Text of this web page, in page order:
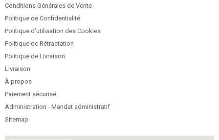
Conditions Générales de Vente
Politique de Confidentialité
Politique d’utilisation des Cookies
Politique de Rétractation
Politique de Livraison
Livraison
À propos
Paiement sécurisé
Administration - Mandat administratif
Sitemap